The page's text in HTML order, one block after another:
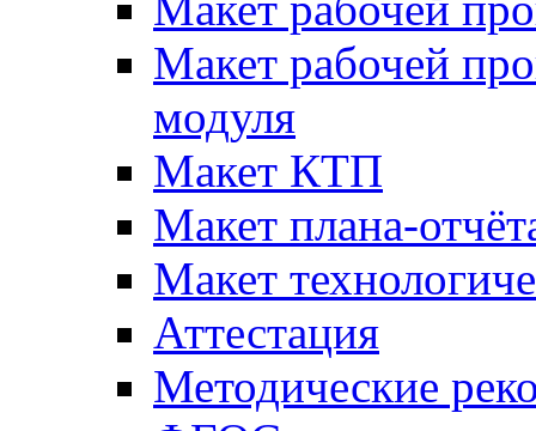
Макет рабочей
модуля
Макет КТП
Макет плана-
Макет
Аттестация
Методические